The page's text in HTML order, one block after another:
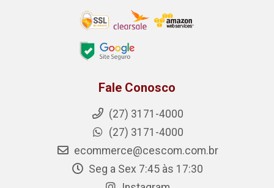
Fale Conosco
(27) 3171-4000
(27) 3171-4000
ecommerce@cescom.com.br
Seg a Sex 7:45 às 17:30